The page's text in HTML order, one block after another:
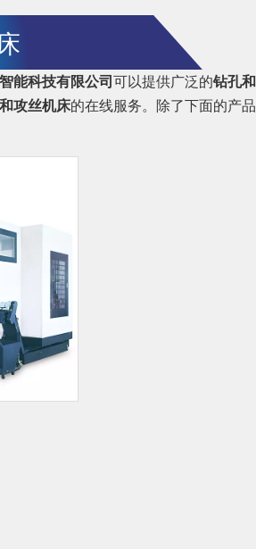
能科技有限公司可以提供广泛的钻孔
攻丝机床的在线服务。除了下面的产